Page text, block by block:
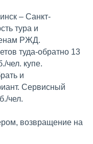
– Санкт-
тура и
РЖД.
туда-обратно 13
чел. купе.
и
Сервисный
чел.
возвращение на